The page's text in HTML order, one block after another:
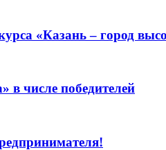
«Казань – город
в числе победителей